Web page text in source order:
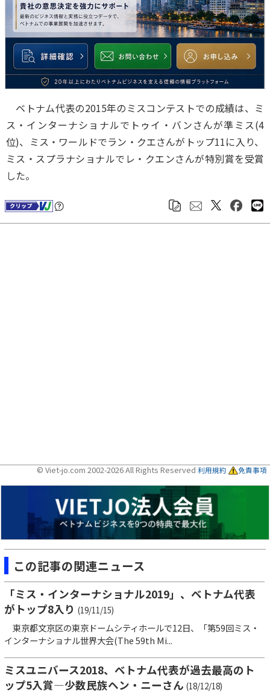
ベトナム代表の2015年のミスコンテストでの成績は、ミ
ス・インターナショナルでトゥイ・バンさんが準ミス(4
位)、ミス・ワールドでラン・クエさんがトップ11に入り、
ミス・スプラナショナルでレ・クエンさんが特別賞を受賞
した。
© Viet-jo.com 2002-2026 All Rights Reserved 利用規約 免責事項
この記事の関連ニュース
「ミス・インターナショナル2019」、ベトナム代表
がトップ8入り (19/11/15)
東京都文京区の東京ドームシティホールで12日、「第59回ミス・
インターナショナル世界大会(The 59th Mi...
ミスユニバース2018、ベトナム代表が過去最高のト
ップ5入賞―少数民族ヘン・ニーさん (18/12/18)